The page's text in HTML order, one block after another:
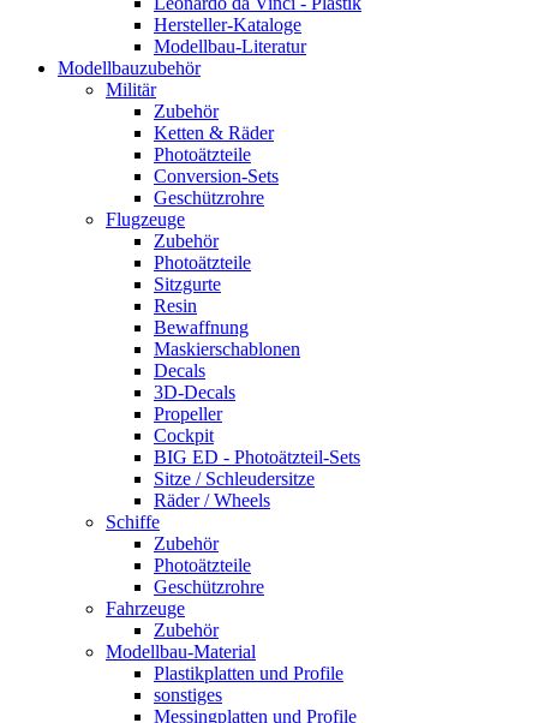
Hersteller-Kataloge
Modellbau-Literatur
Modellbauzubehör
Militär
Zubehör
Ketten & Räder
Photoätzteile
Conversion-Sets
Geschützrohre
Flugzeuge
Zubehör
Photoätzteile
Sitzgurte
Resin
Bewaffnung
Maskierschablonen
Decals
3D-Decals
Propeller
Cockpit
BIG ED - Photoätzteil-Sets
Sitze / Schleudersitze
Räder / Wheels
Schiffe
Zubehör
Photoätzteile
Geschützrohre
Fahrzeuge
Zubehör
Modellbau-Material
Plastikplatten und Profile
sonstiges
Messingplatten und Profile